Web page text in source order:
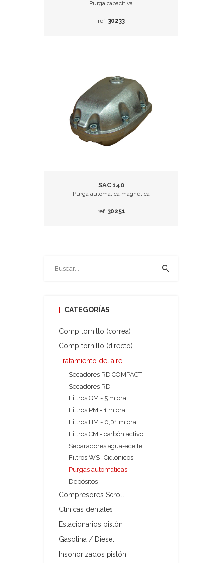
Purga capacitiva
ref. 30233
SAC 140
Purga automática magnética
ref. 30251
CATEGORÍAS
Comp tornillo (correa)
Comp tornillo (directo)
Tratamiento del aire
Secadores RD COMPACT
Secadores RD
Filtros QM - 5 micra
Filtros PM - 1 micra
Filtros HM - 0,01 micra
Filtros CM - carbón activo
Separadores agua-aceite
Filtros WS- Ciclónicos
Purgas automáticas
Depósitos
Compresores Scroll
Clínicas dentales
Estacionarios pistón
Gasolina / Diesel
Insonorizados pistón